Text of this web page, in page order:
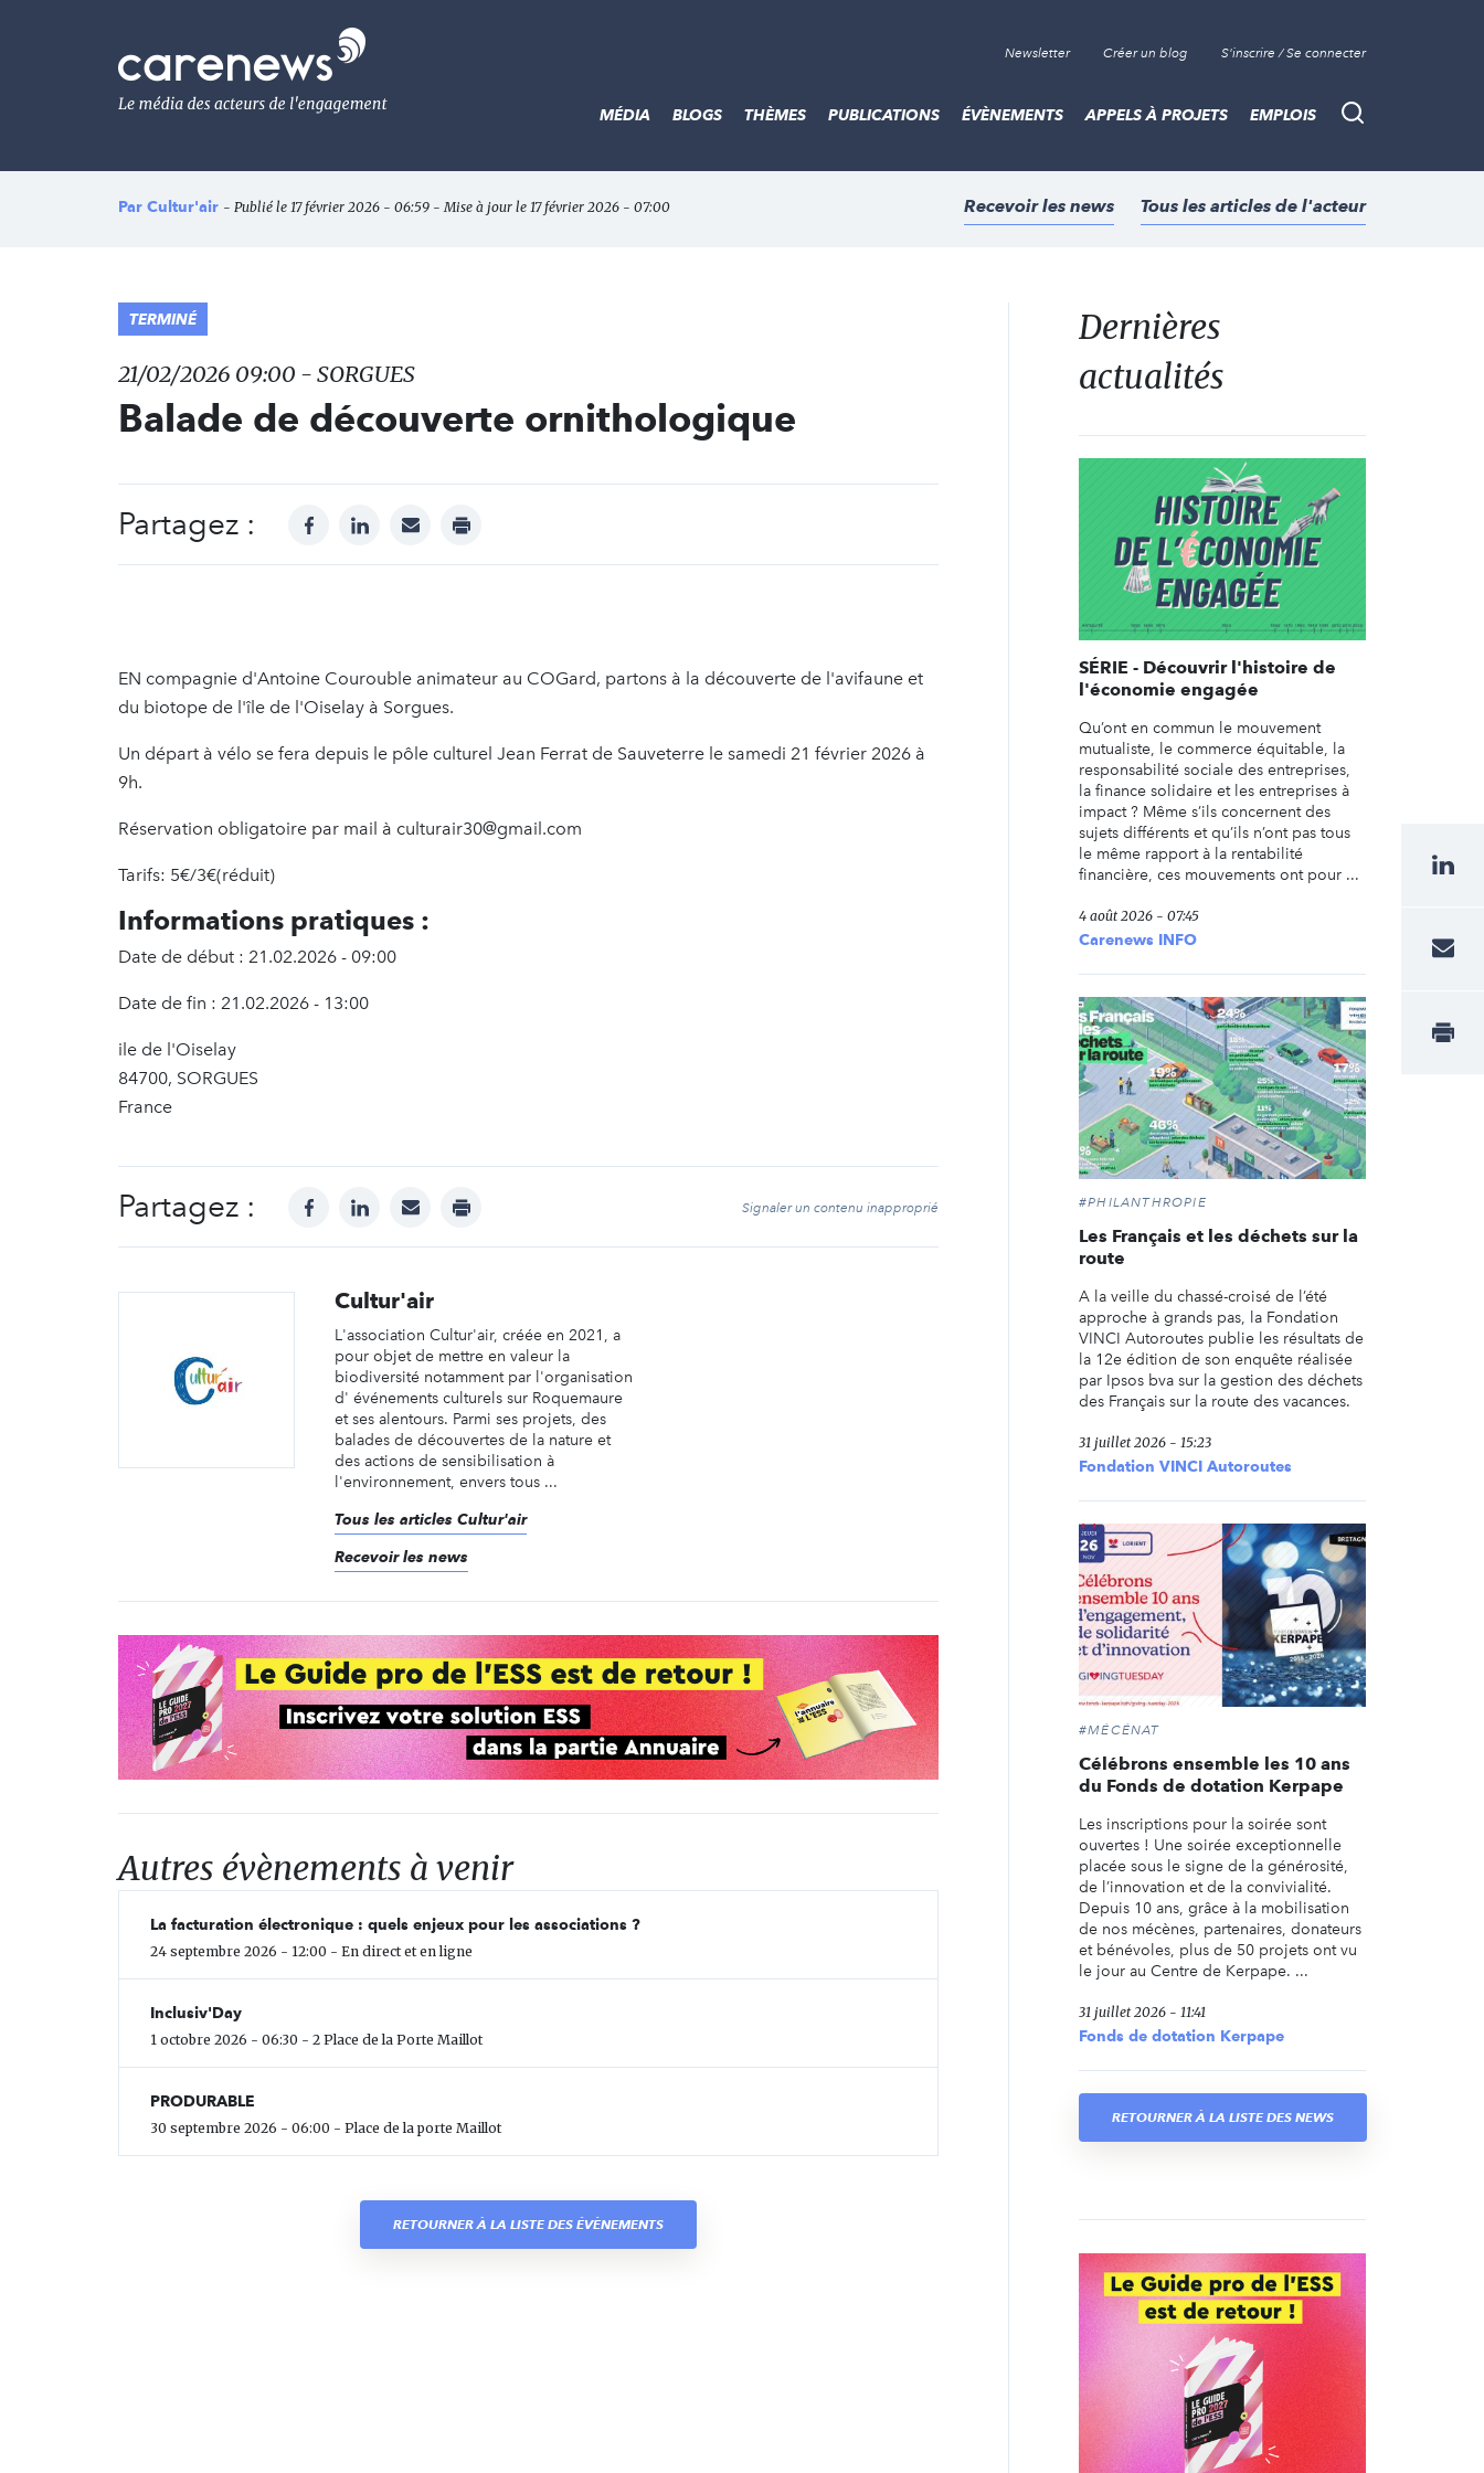
Le
média
de
l'engagement
Newsletter Créer un blog S'inscrire / Se connecter
Recherche
MÉDIA BLOGS THÈMES PUBLICATIONS ÉVÈNEMENTS APPELS À PROJETS EMPLOIS
Par Cultur'air - Publié le 17 février 2026 - 06:59 - Mise à jour le 17 février 2026 - 07:00 Recevoir les news Tous les articles de l'acteur
TERMINÉ
21/02/2026 09:00 - SORGUES
Balade de découverte ornithologique
Partagez : facebooklinkedinmail print
EN compagnie d'Antoine Courouble animateur au COGard, partons à la découverte de l'avifaune et
du biotope de l'île de l'Oiselay à Sorgues.
Un départ à vélo se fera depuis le pôle culturel Jean Ferrat de Sauveterre le samedi 21 février 2026 à
9h.
Réservation obligatoire par mail à culturair30@gmail.com
Tarifs: 5€/3€(réduit)
Informations pratiques :
Date de début : 21.02.2026 - 09:00
Date de fin : 21.02.2026 - 13:00
ile de l'Oiselay
84700, SORGUES
France
Partagez : facebooklinkedinmail print Signaler un contenu inapproprié
Cultur'air
L'association Cultur'air, créée en 2021, a
pour objet de mettre en valeur la
biodiversité notamment par l'organisation
d' événements culturels sur Roquemaure
et ses alentours. Parmi ses projets, des
balades de découvertes de la nature et
des actions de sensibilisation à
l'environnement, envers tous ...
Tous les articles Cultur'air
Recevoir les news
Autres évènements à venir
La facturation électronique : quels enjeux pour les associations ?
24 septembre 2026 - 12:00 - En direct et en ligne
Inclusiv'Day
1 octobre 2026 - 06:30 - 2 Place de la Porte Maillot
PRODURABLE
30 septembre 2026 - 06:00 - Place de la porte Maillot
RETOURNER À LA LISTE DES ÉVÈNEMENTS
Dernières
actualités
SÉRIE - Découvrir l'histoire de
l'économie engagée
Qu’ont en commun le mouvement
mutualiste, le commerce équitable, la
responsabilité sociale des entreprises,
la finance solidaire et les entreprises à
impact ? Même s’ils concernent des
sujets différents et qu’ils n’ont pas tous
le même rapport à la rentabilité
financière, ces mouvements ont pour ...
4 août 2026 - 07:45
Carenews INFO
#PHILANTHROPIE
Les Français et les déchets sur la
route
A la veille du chassé-croisé de l’été
approche à grands pas, la Fondation
VINCI Autoroutes publie les résultats de
la 12e édition de son enquête réalisée
par Ipsos bva sur la gestion des déchets
des Français sur la route des vacances.
31 juillet 2026 - 15:23
Fondation VINCI Autoroutes
#MÉCÉNAT
Célébrons ensemble les 10 ans
du Fonds de dotation Kerpape
Les inscriptions pour la soirée sont
ouvertes ! Une soirée exceptionnelle
placée sous le signe de la générosité,
de l’innovation et de la convivialité.
Depuis 10 ans, grâce à la mobilisation
de nos mécènes, partenaires, donateurs
et bénévoles, plus de 50 projets ont vu
le jour au Centre de Kerpape. ...
31 juillet 2026 - 11:41
Fonds de dotation Kerpape
RETOURNER À LA LISTE DES NEWS